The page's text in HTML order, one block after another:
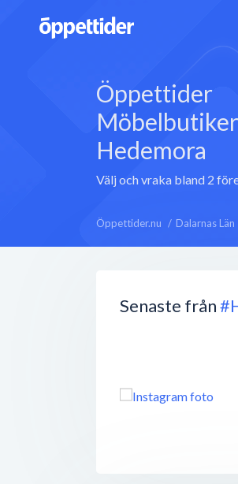
Öppettider
Möbelbutiker
Hedemora
Välj och vraka bland 2
Öppettider.nu Dalarnas Län
Senaste från